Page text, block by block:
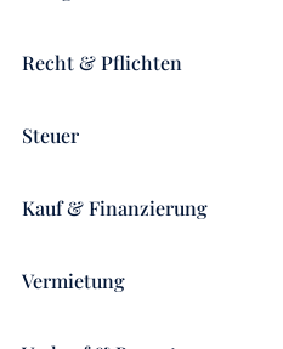
Recht & Pflichten
Steuer
Kauf & Finanzierung
Vermietung